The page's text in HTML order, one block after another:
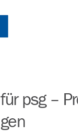
psg –